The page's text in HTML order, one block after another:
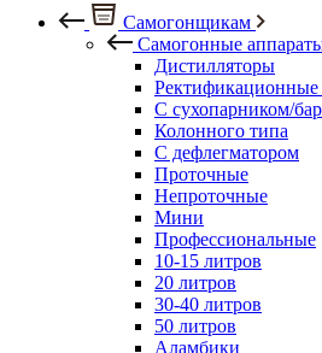
Самогонщикам
Самогонные
Дистилляторы
С сухопарником/
Колонного типа
С дефлегматором
Проточные
Непроточные
Мини
Профессиональные
10-15 литров
20 литров
30-40 литров
50 литров
Аламбики